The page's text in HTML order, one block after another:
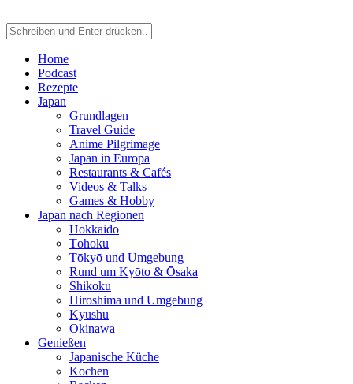
Home
Podcast
Rezepte
Japan
Grundlagen
Travel Guide
Anime Pilgrimage
Japan in Europa
Restaurants & Cafés
Videos & Talks
Games & Hobby
Japan nach Regionen
Hokkaidō
Tōhoku
Tōkyō und Umgebung
Rund um Kyōto & Ōsaka
Shikoku
Hiroshima und Umgebung
Kyūshū
Okinawa
Genießen
Japanische Küche
Kochen